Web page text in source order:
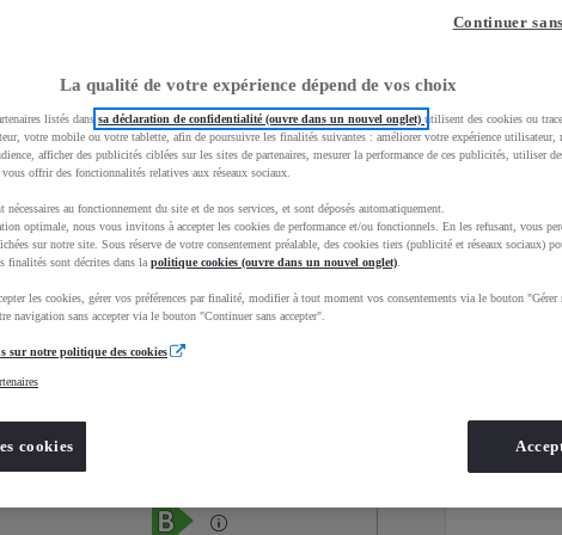
Services Concession
Occasions
La qualité de votre expérience dépend de vos choix
listés dans sa déclaration de confidentialité (ouvre dans un nouvel onglet) utilisent des cookies ou
votre mobile ou votre tablette, afin de poursuivre les finalités suivantes : améliorer votre expérience utilisateur,
afficher des publicités ciblées sur les sites de partenaires, mesurer la performance de ces publicités, utiliser
offrir des fonctionnalités relatives aux réseaux sociaux.
nécessaires au fonctionnement du site et de nos services, et sont déposés automatiquement.
optimale, nous vous invitons à accepter les cookies de performance et/ou fonctionnels. En les refusant, vous
sur notre site. Sous réserve de votre consentement préalable, des cookies tiers (publicité et réseaux sociaux)
finalités sont décrites dans la politique cookies (ouvre dans un nouvel onglet)
les cookies, gérer vos préférences par finalité, modifier à tout moment vos consentements via le bouton "Gérer
navigation sans accepter via le bouton "Continuer sans accepter".
sur notre politique des cookies
cookies
Continuer